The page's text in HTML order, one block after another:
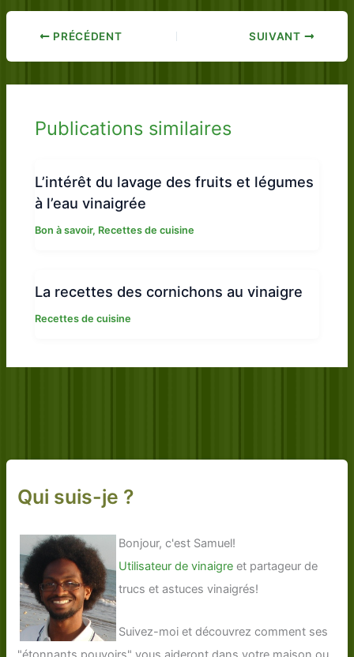
PRÉCÉDENT SUIVANT
Publications similaires
L’intérêt du lavage des fruits et légumes
à l’eau vinaigrée
Bon à savoir, Recettes de cuisine
La recettes des cornichons au vinaigre
Recettes de cuisine
Qui suis-je ?
Bonjour, c'est Samuel!
Utilisateur de vinaigre et partageur de
trucs et astuces vinaigrés!
Suivez-moi et découvrez comment ses